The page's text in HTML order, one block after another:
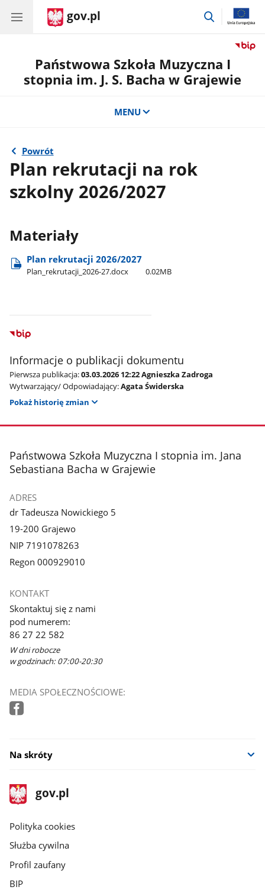
gov.pl
przejdź
Państwowa Szkoła Muzyczna I
stopnia im. J. S. Bacha w Grajewie
MENU
Powrót
Plan rekrutacji na rok
szkolny 2026/2027
Materiały
Plan rekrutacji 2026/2027
Plan​_rekrutacji​_2026-27.docx 0.02MB
Informacje o publikacji dokumentu
Pierwsza publikacja:03.03.2026 12:22 Agnieszka Zadroga
Wytwarzający/ Odpowiadający:Agata Świderska
Pokaż historię zmian
stopka
Państwowa Szkoła Muzyczna I stopnia im. Jana
Sebastiana Bacha w Grajewie
ADRES
dr Tadeusza Nowickiego 5
19-200 Grajewo
NIP 7191078263
Regon 000929010
KONTAKT
Skontaktuj się z nami
pod numerem:
86 27 22 582
W dni robocze
w godzinach: 07:00-20:30
MEDIA SPOŁECZNOŚCIOWE:
Na skróty
stopka
gov.pl
Strona
gov.pl
gov.pl
Polityka cookies
Służba cywilna
Profil zaufany
BIP